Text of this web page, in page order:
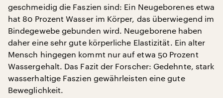
geschmeidig die Faszien sind: Ein Neugeborenes etwa
hat 80 Prozent Wasser im Körper, das überwiegend im
Bindegewebe gebunden wird. Neugeborene haben
daher eine sehr gute körperliche Elastizität. Ein alter
Mensch hingegen kommt nur auf etwa 50 Prozent
Wassergehalt. Das Fazit der Forscher: Gedehnte, stark
wasserhaltige Faszien gewährleisten eine gute
Beweglichkeit.